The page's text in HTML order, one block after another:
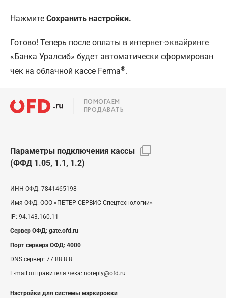
Нажмите Сохранить настройки.
Готово! Теперь после оплаты в интернет-эквайринге
«Банка Уралсиб» будет автоматически сформирован
чек на облачной кассе Ferma®.
ПОМОГАЕМ
ПРОДАВАТЬ
Параметры подключения кассы
(ФФД 1.05, 1.1, 1.2)
ИНН ОФД: 7841465198
Имя ОФД: ООО «ПЕТЕР-СЕРВИС Спецтехнологии»
IP: 94.143.160.11
Сервер ОФД: gate.ofd.ru
Порт сервера ОФД: 4000
DNS сервер: 77.88.8.8
E-mail отправителя чека: noreply@ofd.ru
Настройки для системы маркировки